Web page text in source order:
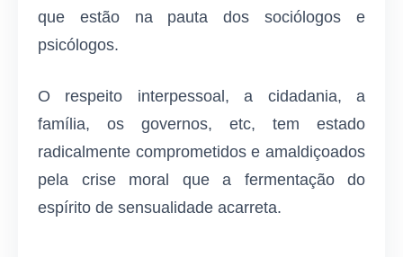
que estão na pauta dos sociólogos e
psicólogos.
O respeito interpessoal, a cidadania, a
família, os governos, etc, tem estado
radicalmente comprometidos e amaldiçoados
pela crise moral que a fermentação do
espírito de sensualidade acarreta.